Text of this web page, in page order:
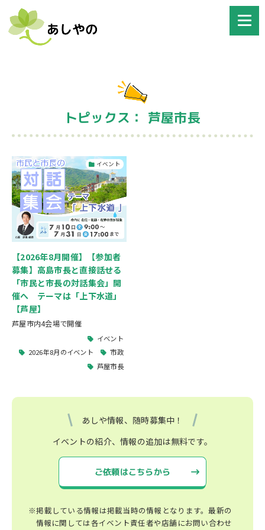
トピックス： 芦屋市長
イベント
【2026年8月開催】【参加者
募集】高島市長と直接話せる
「市民と市長の対話集会」開
催へ テーマは「上下水道」
【芦屋】
芦屋市内4会場で開催
イベント
2026年8月のイベント
市政
芦屋市長
あしや情報、随時募集中！
イベントの紹介、情報の追加は無料です。
ご依頼はこちらから
※掲載している情報は掲載当時の情報となります。最新の
情報に関しては各イベント責任者や店舗にお問い合わせ